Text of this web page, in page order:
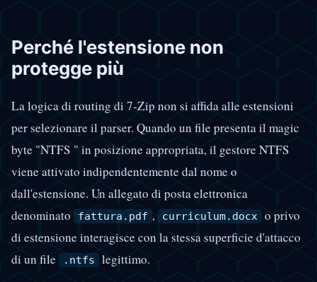
Perché l'estensione non
protegge più
La logica di routing di 7-Zip non si affida alle estensioni
per selezionare il parser. Quando un file presenta il magic
byte "NTFS " in posizione appropriata, il gestore NTFS
viene attivato indipendentemente dal nome o
dall'estensione. Un allegato di posta elettronica
denominato fattura.pdf , curriculum.docx o privo
di estensione interagisce con la stessa superficie d'attacco
di un file
.ntfs legittimo.